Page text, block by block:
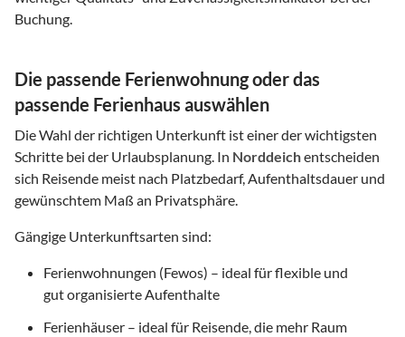
Buchung.
Die passende Ferienwohnung oder das
passende Ferienhaus auswählen
Die Wahl der richtigen Unterkunft ist einer der wichtigsten
Schritte bei der Urlaubsplanung. In Norddeichentscheiden
sich Reisende meist nach Platzbedarf, Aufenthaltsdauer und
gewünschtem Maß an Privatsphäre.
Gängige Unterkunftsarten sind:
Ferienwohnungen (Fewos) – ideal für flexible und
gut organisierte Aufenthalte
Ferienhäuser – ideal für Reisende, die mehr Raum